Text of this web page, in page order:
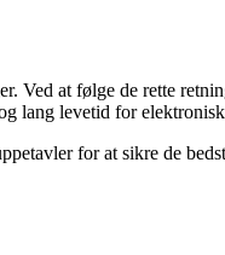
Ved at følge de rette
lang levetid for
for at sikre de